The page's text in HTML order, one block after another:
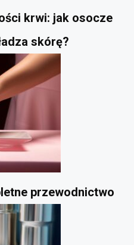
krwi: jak osocze
skórę?
przewodnictwo